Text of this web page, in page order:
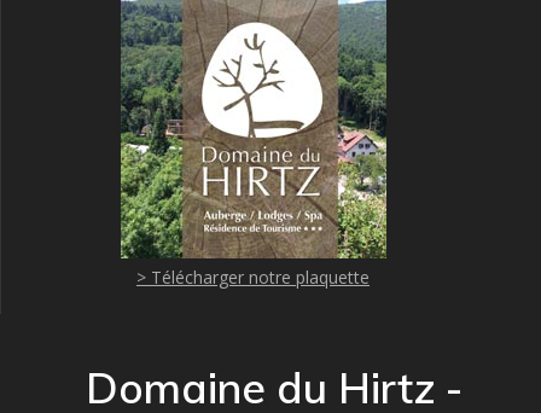
> Télécharger notre plaquette
Domaine du Hirtz -